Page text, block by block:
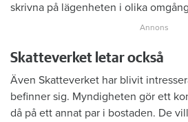
skrivna på lägenheten i olika
Skatteverket letar också
Även Skatteverket har blivit
befinner sig. Myndigheten gör ett
då på ett annat par i bostaden. De